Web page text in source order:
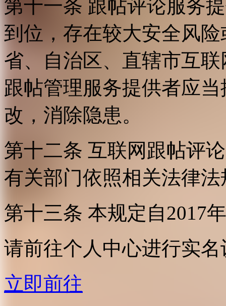
第十一条 跟帖评论服务
到位，存在较大安全风
省、自治区、直辖市互
跟帖管理服务提供者应
改，消除隐患。
第十二条 互联网跟帖评
有关部门依照相关法律
第十三条 本规定自2017
请前往个人中心进行实名
立即前往